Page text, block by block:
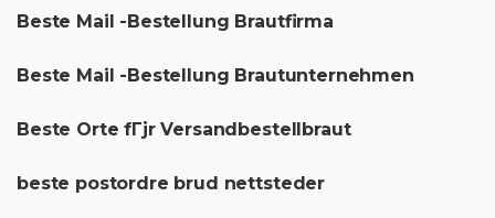
Beste Mail -Bestellung Brautfirma
Beste Mail -Bestellung Brautunternehmen
Beste Orte fГјr Versandbestellbraut
beste postordre brud nettsteder